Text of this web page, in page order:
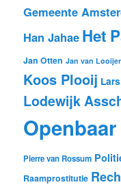
Gemeente
Han Jahae Het
Jan Otten Jan van
Koos Plooij
Lodewijk
Pierre van Rossum
Raamprostitutie